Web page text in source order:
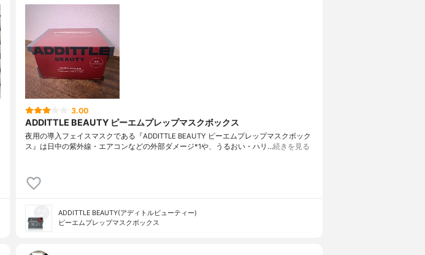
3.00
ADDITTLE BEAUTY ピーエムプレップマスクボックス
夜用の導入フェイスマスクである『ADDITTLE BEAUTY ピーエムプレップマスクボック
ス』は日中の紫外線・エアコンなどの外部ダメージ*1や、うるおい・ハリ…続きを見る
ADDITTLE BEAUTY(アディトルビューティー)
ピーエムプレップマスクボックス